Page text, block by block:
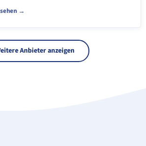
→
Anbieter anzeigen